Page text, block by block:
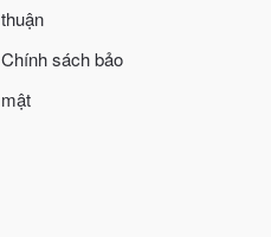
thuận
Chính sách bảo
mật